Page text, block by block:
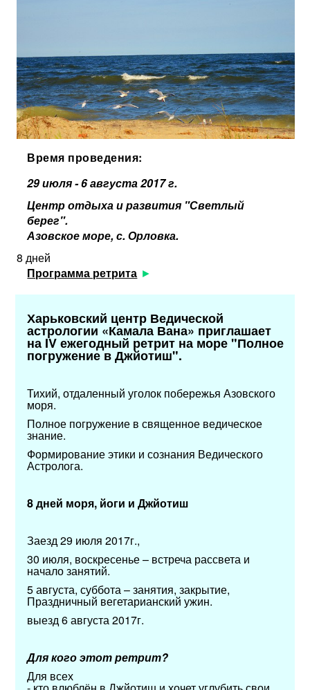
Время проведения:
29 июля - 6 августа 2017 г.
Центр отдыха и развития "Светлый
берег".
Азовское море, с. Орловка.
8 дней
Программа ретрита
Харьковский центр Ведической
астрологии «Камала Вана» приглашает
на IV ежегодный ретрит на море "Полное
погружение в Джйотиш".
Тихий, отдаленный уголок побережья Азовского
моря.
Полное погружение в священное ведическое
знание.
Формирование этики и сознания Ведического
Астролога.
8 дней моря, йоги и Джйотиш
Заезд 29 июля 2017г.,
30 июля, воскресенье – встреча рассвета и
начало занятий.
5 августа, суббота – занятия, закрытие,
Праздничный вегетарианский ужин.
выезд 6 августа 2017г.
Для кого этот ретрит?
Для всех